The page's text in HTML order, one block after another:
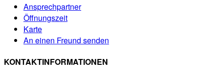
Ansprechpartner
Öffnungszeit
Karte
An einen Freund senden
KONTAKTINFORMATIONEN